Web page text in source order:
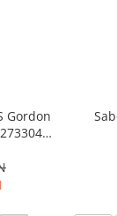
Gordon